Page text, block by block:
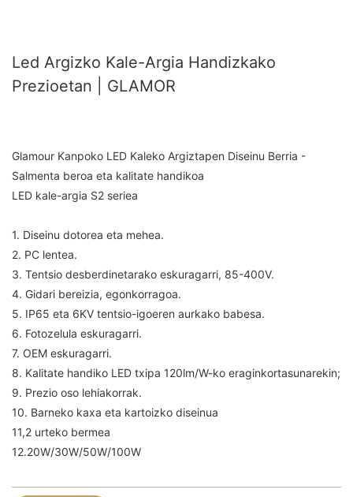
Led Argizko Kale-Argia Handizkako
Prezioetan | GLAMOR
Glamour Kanpoko LED Kaleko Argiztapen Diseinu Berria -
Salmenta beroa eta kalitate handikoa
LED kale-argia S2 seriea
1. Diseinu dotorea eta mehea.
2. PC lentea.
3. Tentsio desberdinetarako eskuragarri, 85-400V.
4. Gidari bereizia, egonkorragoa.
5. IP65 eta 6KV tentsio-igoeren aurkako babesa.
6. Fotozelula eskuragarri.
7. OEM eskuragarri.
8. Kalitate handiko LED txipa 120lm/W-ko eraginkortasunarekin;
9. Prezio oso lehiakorrak.
10. Barneko kaxa eta kartoizko diseinua
11,2 urteko bermea
12.20W/30W/50W/100W